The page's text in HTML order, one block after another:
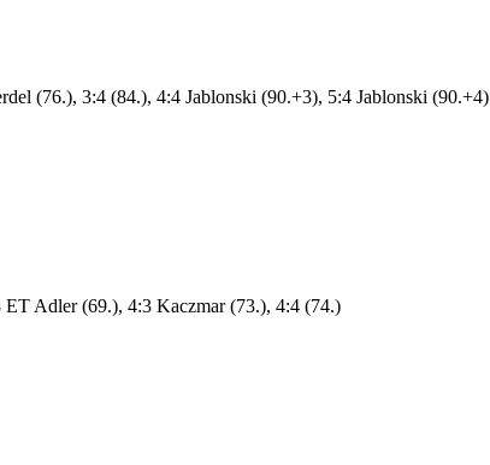
(76.), 3:4 (84.), 4:4 Jablonski (90.+3), 5:4 Jablonski (90.+4)
Adler (69.), 4:3 Kaczmar (73.), 4:4 (74.)